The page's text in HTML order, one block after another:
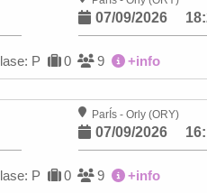
07/09/2026
P 0 9 +info
ParÍs - Orly (ORY)
07/09/2026
P 0 9 +info